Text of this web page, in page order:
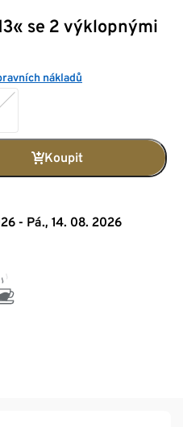
se 2 výklopnými
nákladů
Koupit
- Pá., 14. 08. 2026